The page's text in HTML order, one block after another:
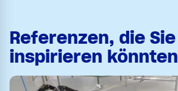
Referenzen, die Sie
inspirieren könnten